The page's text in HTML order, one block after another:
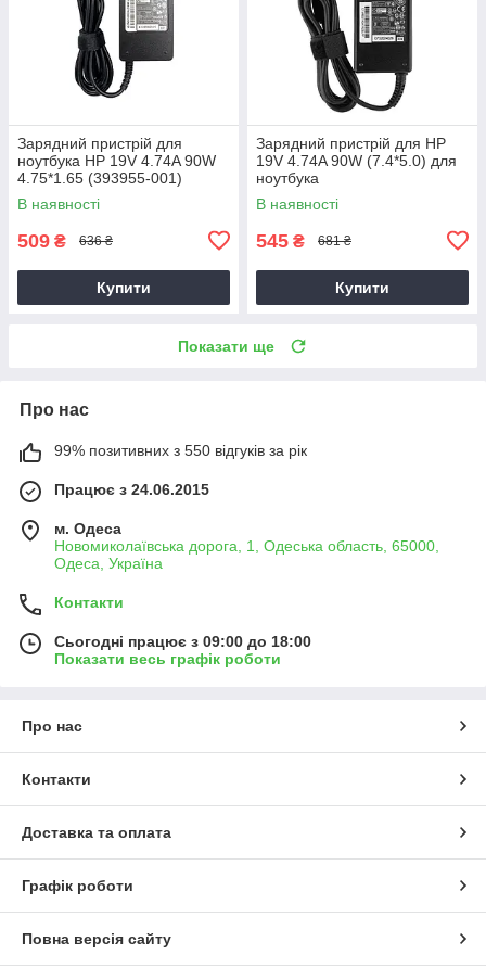
Зарядний пристрій для
ноутбука HP 19V 4.74A 90W
4.75*1.65 (393955-001)
В наявності
509 ₴ 636 ₴
Купити
Зарядний пристрій для HP
19V 4.74A 90W (7.4*5.0) для
ноутбука
В наявності
545 ₴ 681 ₴
Купити
Показати ще
Про нас
99% позитивних з 550 відгуків за рік
Працює з 24.06.2015
м. Одеса
Новомиколаївська дорога, 1, Одеська область, 65000,
Одеса, Україна
Контакти
Сьогодні працює з 09:00 до 18:00
Показати весь графік роботи
Про нас
Контакти
Доставка та оплата
Графік роботи
Повна версія сайту